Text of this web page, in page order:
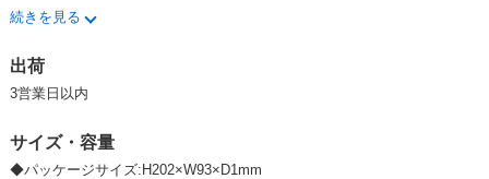
まっすぐカットされているので、お好みのアイテムに合わせて使いやすい
定番のテープです。
シーンで活躍します。
貼るだけで手軽にアクセントを加えられ、デコレーションがもっと楽しく
続きを見る
出荷
3営業日以内
サイズ・容量
◆パッケージサイズ:H202×W93×D1mm